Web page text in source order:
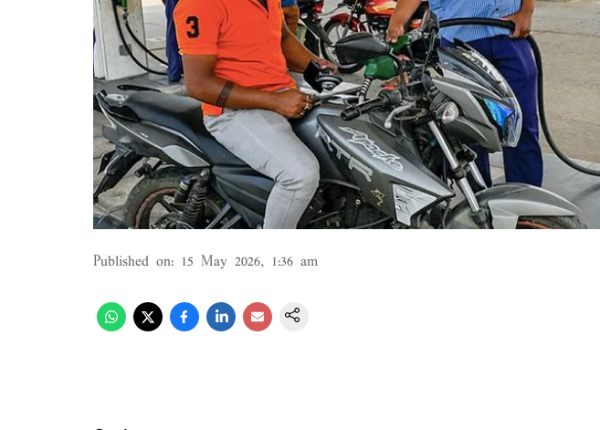
Published on: 15 May 2026, 1:36 am